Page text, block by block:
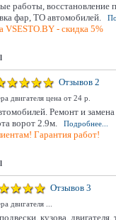
работы, восстановление
фар, ТО автомобилей.
VSESTO.BY - скидка 5%
Отзывов 2
двигателя цена от 24 р.
Ремонт и замена
ворот 2.9м.
Подробнее...
Гарантия работ!
Отзывов 3
двигателя ...
кузова,